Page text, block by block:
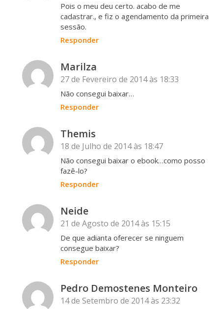
Pois o meu deu certo. acabo de me
cadastrar., e fiz o agendamento da primeira
sessão.
Responder
Marilza
27 de Fevereiro de 2014 às 18:33
Não consegui baixar…
Responder
Themis
18 de Julho de 2014 às 18:47
Não consegui baixar o ebook…como posso
fazê-lo?
Responder
Neide
21 de Agosto de 2014 às 15:15
De que adianta oferecer se ninguem
consegue baixar?
Responder
Pedro Demostenes Monteiro
14 de Setembro de 2014 às 23:32